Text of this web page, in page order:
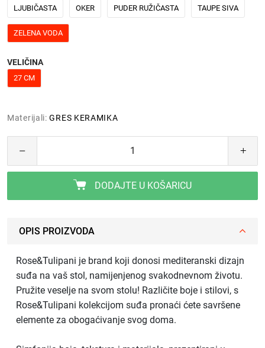
LJUBIČASTA OKER PUDER RUŽIČASTA TAUPE SIVA
ZELENA VODA
VELIČINA
27 CM
Materijali: GRES KERAMIKA
DODAJTE U KOŠARICU
OPIS PROIZVODA
Rose&Tulipani je brand koji donosi mediteranski dizajn
suđa na vaš stol, namijenjenog svakodnevnom životu.
Pružite veselje na svom stolu! Različite boje i stilovi, s
Rose&Tulipani kolekcijom suđa pronaći ćete savršene
elemente za obogaćivanje svog doma.